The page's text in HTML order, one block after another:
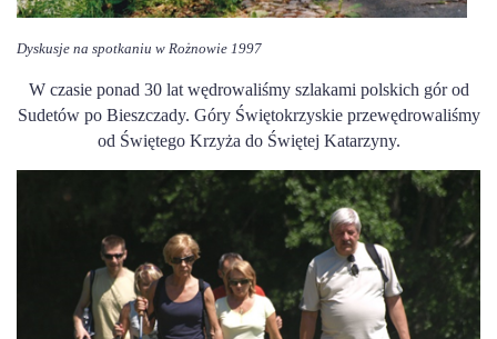
Dyskusje na spotkaniu w Rożnowie 1997
W czasie ponad 30 lat wędrowaliśmy szlakami polskich gór od
Sudetów po Bieszczady. Góry Świętokrzyskie przewędrowaliśmy
od Świętego Krzyża do Świętej Katarzyny.